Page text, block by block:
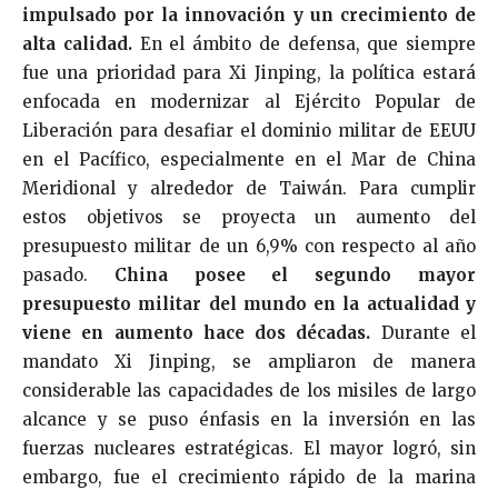
impulsado por la innovación y un crecimiento de
alta calidad.En el ámbito de defensa, que siempre
fue una prioridad para Xi Jinping, la política estará
enfocada en modernizar al Ejército Popular de
Liberación para desafiar el dominio militar de EEUU
en el Pacífico, especialmente en el Mar de China
Meridional y alrededor de Taiwán. Para cumplir
estos objetivos se proyecta un aumento del
presupuesto militar de un 6,9% con respecto al año
pasado. China posee el segundo mayor
presupuesto militar del mundo en la actualidad y
viene en aumento hace dos décadas. Durante el
mandato Xi Jinping, se ampliaron de manera
considerable las capacidades de los misiles de largo
alcance y se puso énfasis en la inversión en las
fuerzas nucleares estratégicas. El mayor logró, sin
embargo, fue el crecimiento rápido de la marina